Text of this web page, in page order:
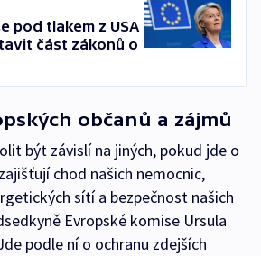
pod tlakem z USA
část zákonů o
občanů a zájmů
být závislí na jiných, pokud jde o
chod našich nemocnic,
sítí a bezpečnost našich
Evropské komise Ursula
podle ní o ochranu zdejších